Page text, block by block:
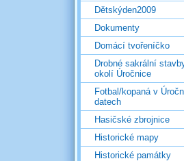
Dětskýden2009
Dokumenty
Domácí tvořeníčko
Drobné sakrální
okolí Úročnice
Fotbal/kopaná v
datech
Hasičské zbrojnice
Historické mapy
Historické památky